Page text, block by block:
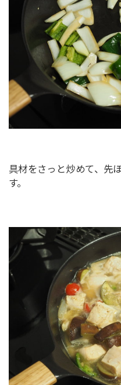
具材をさっと炒めて、先
す。